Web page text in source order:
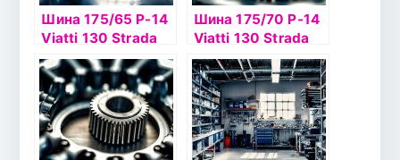
Шина 175/65 Р-14
Viatti 130 Strada
Asimmetrico Viatti
Шина 175/70 Р-14
Viatti 130 Strada
Asimmetrico